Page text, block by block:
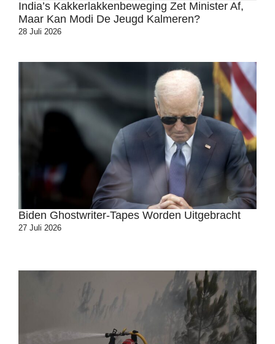
India’s Kakkerlakkenbeweging Zet Minister Af,
Maar Kan Modi De Jeugd Kalmeren?
28 Juli 2026
Biden Ghostwriter-Tapes Worden Uitgebracht
27 Juli 2026